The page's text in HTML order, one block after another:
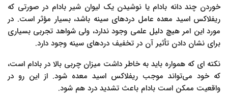
خوردن چند دانه بادام یا نوشیدن یک لیوان شیر بادام در صورتی که
ریفلاکس اسید معده عامل دردهای سینه باشد، بسیار مؤثر است. در
مورد این امر هیچ دلیل علمی وجود ندارد، ولی شواهد تجربی بسیاری
برای نشان دادن تأثیر آن در تخفیف دردهای سینه وجود دارد.
نکته ای که همواره باید به خاطر داشت میزان چربی بالا در بادام است،
که خود می‌تواند موجب ریفلاکس اسید معده شود. از این رو در
واقعیت ممکن است بادام باعث تشدید درد هم شود.